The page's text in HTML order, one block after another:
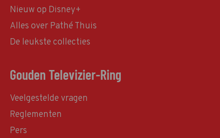
Nieuw op Disney+
Alles over Pathé Thuis
De leukste collecties
Gouden Televizier-Ring
Veelgestelde vragen
Reglementen
Pers